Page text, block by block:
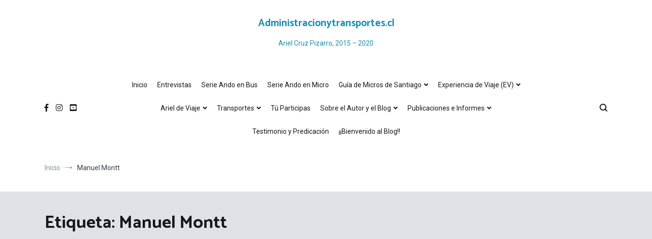
Administracionytransportes.cl
Ariel Cruz Pizarro, 2015 – 2020
Inicio Entrevistas Serie Ando en Bus Serie Ando en Micro Guía de Micros de Santiago Experiencia de Viaje (EV)
Ariel de Viaje Transportes Tú Participas Sobre el Autor y el Blog Publicaciones e Informes
Testimonio y Predicación ¡¡Bienvenido al Blog!!
Inicio Manuel Montt
Etiqueta: Manuel Montt